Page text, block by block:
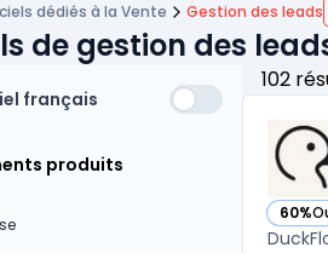
dédiés à la Vente Gestion des leads
de gestion des
français
produits
102
60%
— voir